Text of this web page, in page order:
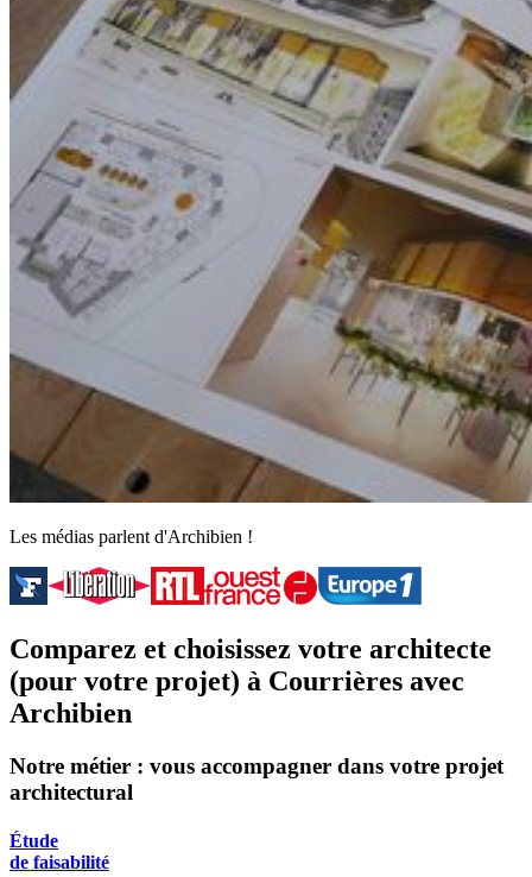
Les médias parlent d'Archibien !
Comparez et choisissez votre architecte
(pour votre projet) à Courrières avec
Archibien
Notre métier : vous accompagner dans votre projet
architectural
Étude
de faisabilité